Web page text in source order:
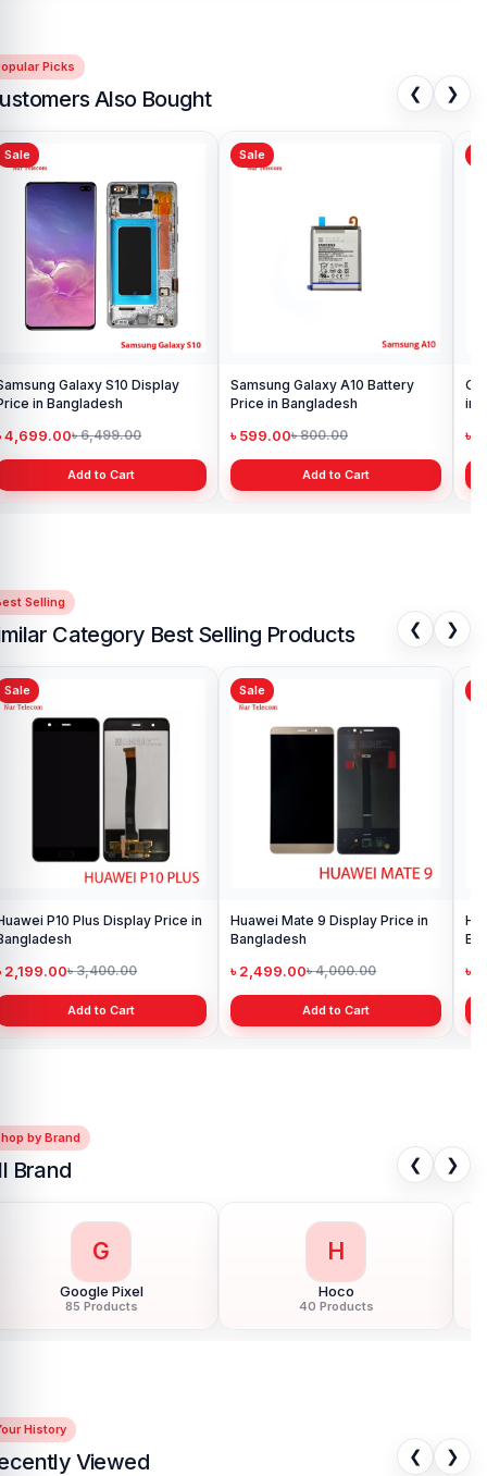
Picks
Also Bought ❮ ❯
Sale
Galaxy S10 Display
in Bangladesh
4,699.00৳ 6,499.00
Add to Cart
Sale
Samsung Galaxy A10 Battery
Price in Bangladesh
৳ 599.00৳ 800.00
Add to Cart
in
৳
Selling
Category Best Selling Products ❮ ❯
Sale
P10 Plus Display Price in
2,199.00৳ 3,400.00
Add to Cart
Sale
Huawei Mate 9 Display Price in
Bangladesh
৳ 2,499.00৳ 4,000.00
Add to Cart
৳
by Brand
Brand ❮ ❯
G
Google Pixel
85 Products
H
Hoco
40 Products
History
Viewed ❮ ❯